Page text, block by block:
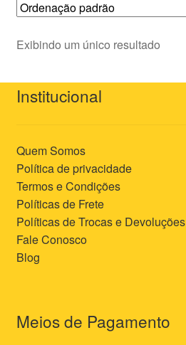
Exibindo um único resultado
Institucional
Quem Somos
Política de privacidade
Termos e Condições
Políticas de Frete
Políticas de Trocas e Devoluções
Fale Conosco
Blog
Meios de Pagamento